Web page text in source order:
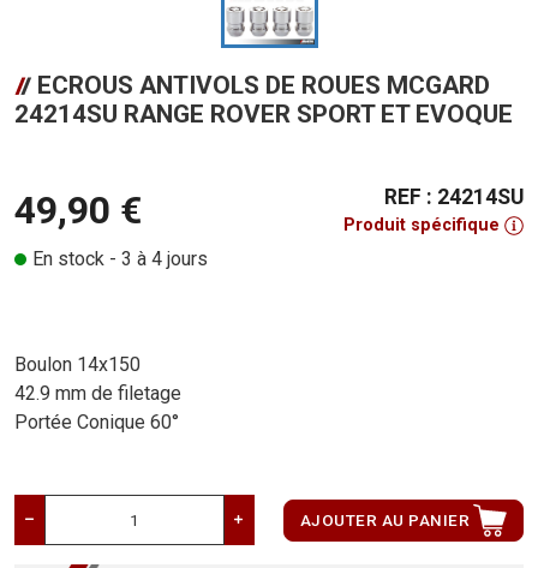
ECROUS ANTIVOLS DE ROUES MCGARD
24214SU RANGE ROVER SPORT ET EVOQUE
49,90 €
En stock - 3 à 4 jours
REF : 24214SU
Produit spécifique
Boulon 14x150
42.9 mm de filetage
Portée Conique 60°
AJOUTER AU PANIER